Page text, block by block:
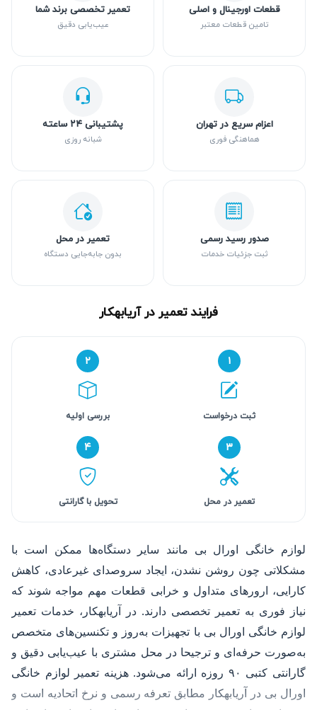
قطعات اورجینال و اصلی
تامین قطعات معتبر
تعمیر تخصصی برند شما
عیب‌یابی دقیق
اعزام سریع در تهران
هماهنگی فوری
پشتیبانی ۲۴ ساعته
شبانه روزی
صدور رسید رسمی
ثبت جزئیات خدمات
تعمیر در محل
بدون جابه‌جایی دستگاه
فرایند تعمیر در آریابهکار
۱
ثبت درخواست
۲
بررسی اولیه
۳
تعمیر در محل
۴
تحویل با گارانتی
لوازم خانگی اورال بی مانند سایر دستگاه‌ها ممکن است با
مشکلاتی چون روشن نشدن، ایجاد سروصدای غیرعادی، کاهش
کارایی، ارورهای متداول و خرابی قطعات مهم مواجه شوند که
نیاز فوری به تعمیر تخصصی دارند. در آریابهکار، خدمات تعمیر
لوازم خانگی اورال بی با تجهیزات به‌روز و تکنسین‌های متخصص
به‌صورت حرفه‌ای و ترجیحا در محل مشتری با عیب‌یابی دقیق و
گارانتی کتبی ۹۰ روزه ارائه می‌شود. هزینه تعمیر لوازم خانگی
اورال بی در آریابهکار مطابق تعرفه رسمی و نرخ اتحادیه است و